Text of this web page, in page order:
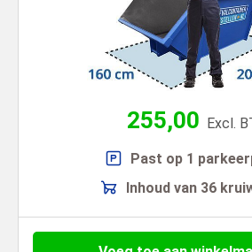
255,00 Excl.
Past op 1
Inhoud van 36